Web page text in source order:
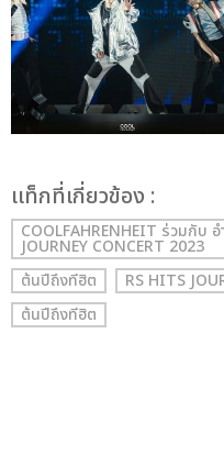
เเท็กที่เกี่ยวข้อง :
COOLFAHRENHEIT ร่วมกับ
JOURNEY CONCERT 2023
ต้นปีถึงทีฮิต
RS HITS
ต้นปีถึงทีฮิต